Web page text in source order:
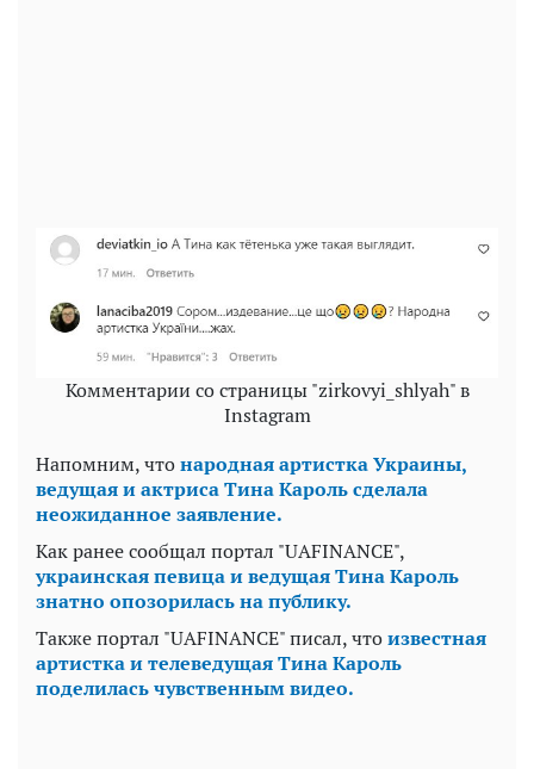
Комментарии со страницы "zirkovyi_shlyah" в
Instagram
Напомним, чтонародная артистка Украины,
ведущая и актриса Тина Кароль сделала
неожиданное заявление.
Как ранее сообщал портал "UAFINANCE",
украинская певица и ведущая Тина Кароль
знатно опозорилась на публику.
Также портал "UAFINANCE" писал, чтоизвестная
артистка и телеведущая Тина Кароль
поделилась чувственным видео.